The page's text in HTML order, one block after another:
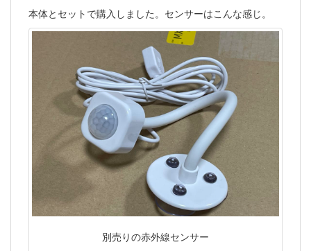
本体とセットで購入しました。センサーはこんな感じ。
別売りの赤外線センサー